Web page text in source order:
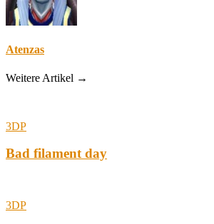
Atenzas
Weitere Artikel →
3DP
Bad filament day
3DP